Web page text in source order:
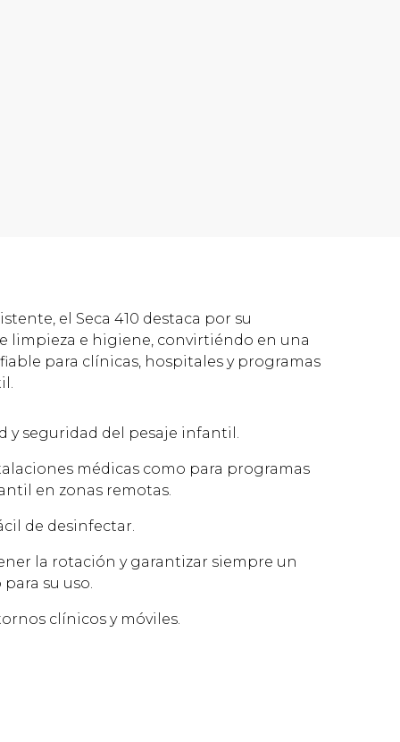
el Seca 410 destaca por su
limpieza e higiene, convirtiéndo en una
para clínicas, hospitales y programas
y seguridad del pesaje infantil.
médicas como para programas
en zonas remotas.
de desinfectar.
la rotación y garantizar siempre un
su uso.
clínicos y móviles.